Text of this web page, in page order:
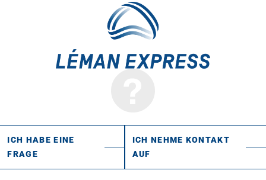
ICH HABE EINE
FRAGE
ICH NEHME KONTAKT
AUF